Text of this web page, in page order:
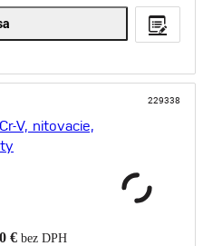
229338
V, nitovacie,
€ bez DPH